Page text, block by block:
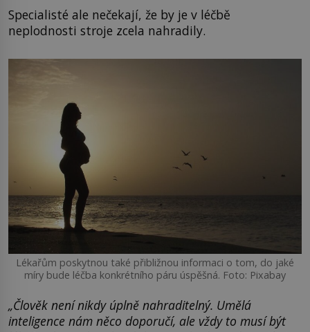
Specialisté ale nečekají, že by je v léčbě
neplodnosti stroje zcela nahradily.
Lékařům poskytnou také přibližnou informaci o tom, do jaké
míry bude léčba konkrétního páru úspěšná. Foto: Pixabay
„Člověk není nikdy úplně nahraditelný. Umělá
inteligence nám něco doporučí, ale vždy to musí být